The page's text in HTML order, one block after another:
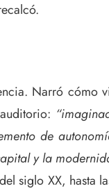
Narró cómo
de
y la
siglo XX, hasta